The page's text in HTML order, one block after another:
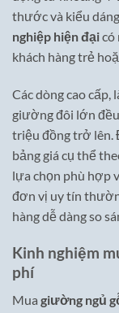
thước và kiểu
nghiệp hiện đạicó
khách hàng trẻ
Các dòng cao
giường đôi lớn
triệu đồng trở lên.
bảng giá cụ thể
lựa chọn phù hợp
đơn vị uy tín
hàng dễ dàng so
Kinh nghiệm
phí
Mua giường ngủ